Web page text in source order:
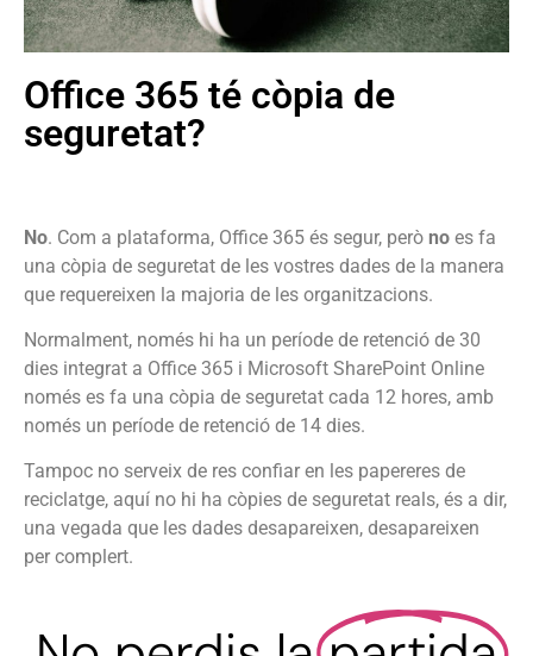
Office 365 té còpia de
seguretat?
No. Com a plataforma, Office 365 és segur, però no es fa
una còpia de seguretat de les vostres dades de la manera
que requereixen la majoria de les organitzacions.
Normalment, només hi ha un període de retenció de 30
dies integrat a Office 365 i Microsoft SharePoint Online
només es fa una còpia de seguretat cada 12 hores, amb
només un període de retenció de 14 dies.
Tampoc no serveix de res confiar en les papereres de
reciclatge, aquí no hi ha còpies de seguretat reals, és a dir,
una vegada que les dades desapareixen, desapareixen
per complert.